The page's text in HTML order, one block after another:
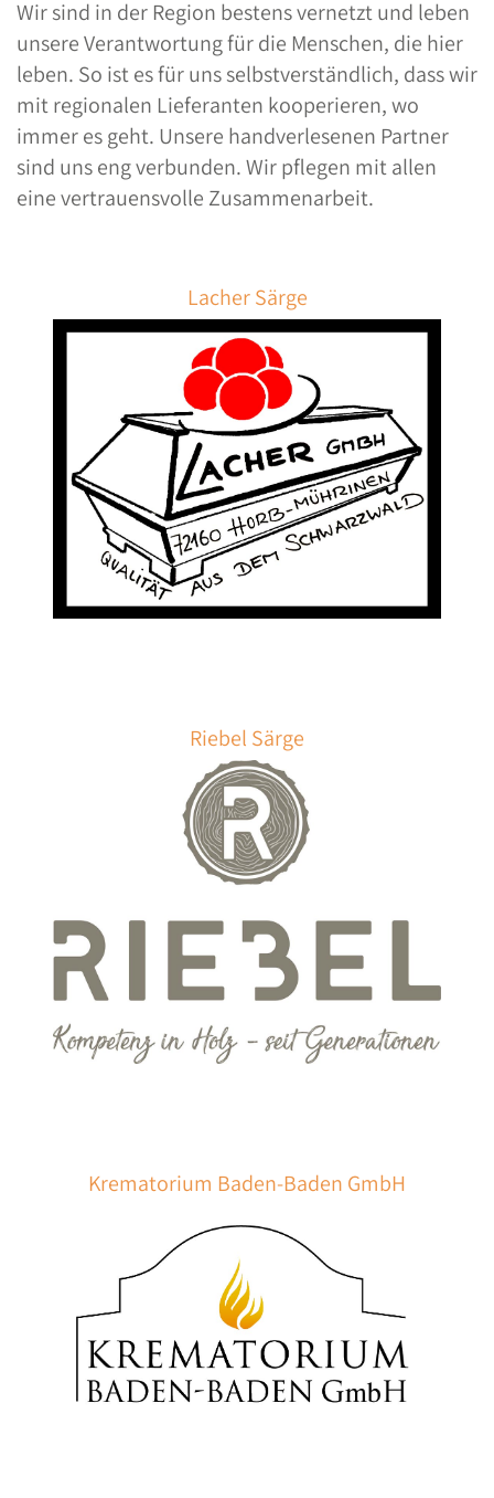
Wir sind in der Region bestens vernetzt und leben
unsere Verantwortung für die Menschen, die hier
leben. So ist es für uns selbstverständlich, dass wir
mit regionalen Lieferanten kooperieren, wo
immer es geht. Unsere handverlesenen Partner
sind uns eng verbunden. Wir pflegen mit allen
eine vertrauensvolle Zusammenarbeit.
Lacher Särge
Riebel Särge
Krematorium Baden-Baden GmbH